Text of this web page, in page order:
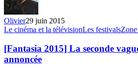
Olivier29 juin 2015
[Fantasia
La
seconde
vague
Le cinéma et la télévisionLes festivals
[Fantasia 2015] La seconde
annoncée